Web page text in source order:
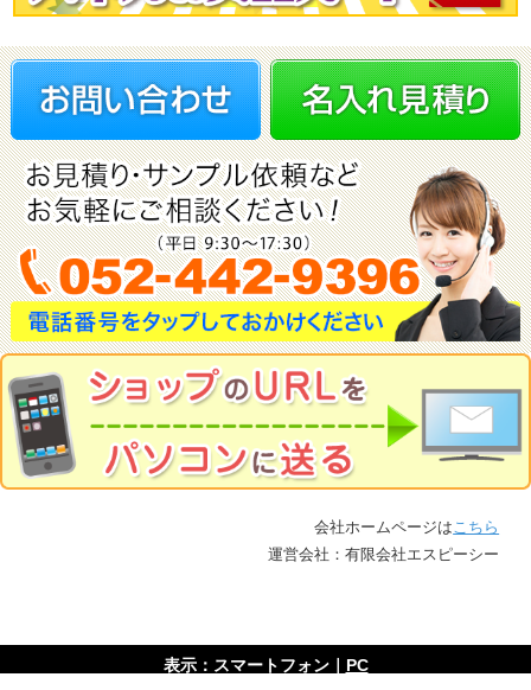
会社ホームページは こちら
運営会社：有限会社エスピーシー
表示：スマートフォン｜ PC